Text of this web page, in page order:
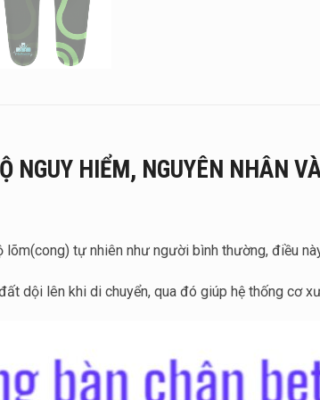
NGUY HIỂM, NGUYÊN NHÂN
tự nhiên như người bình thường, điều
dội lên khi di chuyển, qua đó giúp hệ thống cơ